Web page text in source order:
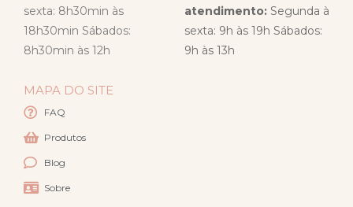
sexta: 8h30min às
18h30min Sábados:
8h30min às 12h
atendimento: Segunda à
sexta: 9h às 19h Sábados:
9h às 13h
MAPA DO SITE
FAQ
Produtos
Blog
Sobre